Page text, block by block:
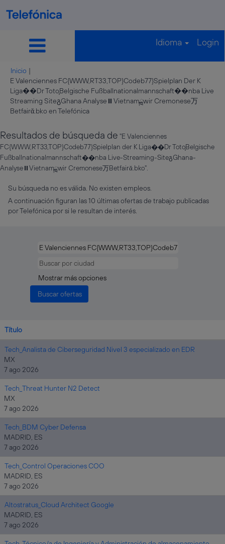
Idioma Login
Inicio |
E Valenciennes FC{WWW,RT33,TOP}Codeb77}Spielplan Der K
Liga��Dr Toto֧Belgische Fußballnationalmannschaft��nba Live
Streaming SiteგGhana Analyse⏸️Vietnamྑwir Cremoneseㄪ
Betfairᾰ.bko en Telefónica(página
Resultados de búsqueda de "E Valenciennes
FC{WWW,RT33,TOP}Codeb77}Spielplan der K Liga��Dr Toto֧Belgische
Fußballnationalmannschaft��nba Live-Streaming-SiteგGhana-
Analyse⏸️Vietnamྑwir CremoneseㄪBetfairᾰ.bko".
Su búsqueda no es válida. No existen empleos.
A continuación figuran las 10 últimas ofertas de trabajo publicadas
por Telefónica por si le resultan de interés.
Mostrar más opciones
Título
Tech_Analista de Ciberseguridad Nivel 3 especializado en EDR
MX
7 ago 2026
Tech_Threat Hunter N2 Detect
MX
7 ago 2026
Tech_BDM Cyber Defensa
MADRID, ES
7 ago 2026
Tech_Control Operaciones COO
MADRID, ES
7 ago 2026
Altostratus_Cloud Architect Google
MADRID, ES
7 ago 2026